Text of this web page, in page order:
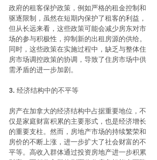
政府的租客保护政策，例如严格的租金控制和
驱逐限制，虽然在短期内保护了租客的利益，
但从长远来看，这些政策可能会减少房东对市
场的参与积极性，抑制新的出租房源的供给。
同时，这些政策在实施过程中，缺乏与整体住
房市场调控政策的协调，导致了住房市场中供
需矛盾的进一步加剧。
3. 经济结构中的不平等
房产在加拿大的经济结构中占据重要地位，不
仅是家庭财富积累的主要形式，也是经济增长
的重要支柱。然而，房地产市场的持续繁荣和
房价的不断上涨，进一步扩大了社会财富的不
平等。高收入群体通过投资房地产进一步积累